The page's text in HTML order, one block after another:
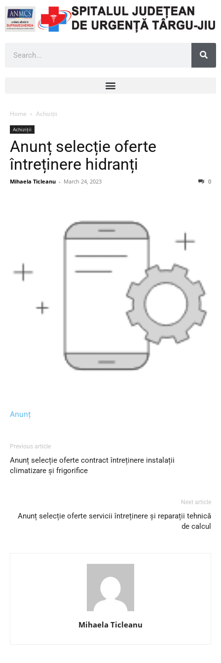
Home Achiziții
Achiziții
Anunț selecție oferte
întreținere hidranți
Mihaela Ticleanu - March 24, 2023 0
Anunț
Previous article
Anunț selecție oferte contract întreținere instalații
climatizare și frigorifice
Next article
Anunț selecție oferte servicii întreținere și reparații tehnică
de calcul
Mihaela Ticleanu